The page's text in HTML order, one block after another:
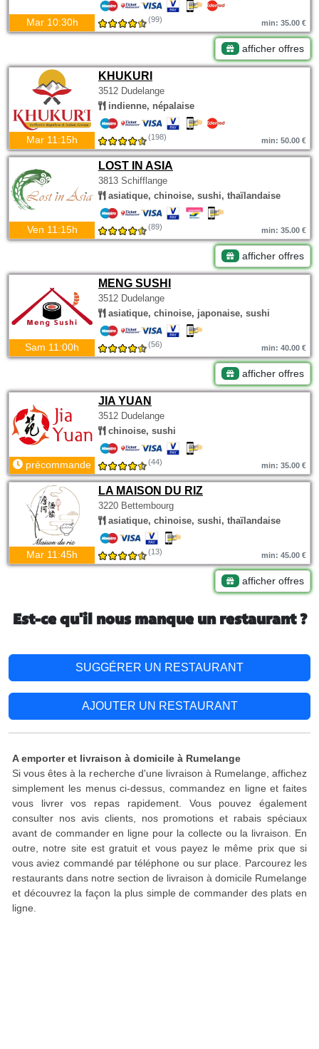
Mar 10:30h (99) min: 35.00 €
afficher offres
KHUKURI
3512 Dudelange
indienne, népalaise
Mar 11:15h (198) min: 50.00 €
LOST IN ASIA
3813 Schifflange
asiatique, chinoise, sushi, thaïlandaise
Ven 11:15h (89) min: 35.00 €
afficher offres
MENG SUSHI
3512 Dudelange
asiatique, chinoise, japonaise, sushi
Sam 11:00h (56) min: 40.00 €
afficher offres
JIA YUAN
3512 Dudelange
chinoise, sushi
précommande (44) min: 35.00 €
LA MAISON DU RIZ
3220 Bettembourg
asiatique, chinoise, sushi, thaïlandaise
Mar 11:45h (13) min: 45.00 €
afficher offres
Est-ce qu'il nous manque un restaurant ?
SUGGÉRER UN RESTAURANT
AJOUTER UN RESTAURANT
A emporter et livraison à domicile à Rumelange
Si vous êtes à la recherche d'une livraison à Rumelange, affichez
simplement les menus ci-dessus, commandez en ligne et faites
vous livrer vos repas rapidement. Vous pouvez également
consulter nos avis clients, nos promotions et rabais spéciaux
avant de commander en ligne pour la collecte ou la livraison. En
outre, notre site est gratuit et vous payez le même prix que si
vous aviez commandé par téléphone ou sur place. Parcourez les
restaurants dans notre section de livraison à domicile Rumelange
et découvrez la façon la plus simple de commander des plats en
ligne.